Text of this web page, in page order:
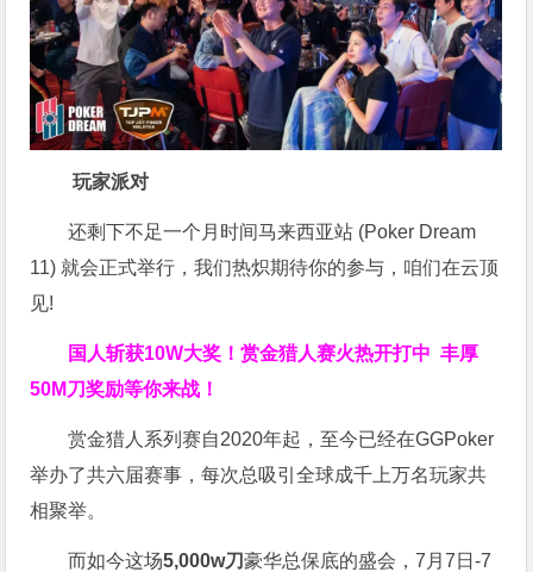
玩家派对
还剩下不足一个月时间马来西亚站 (Poker Dream
11) 就会正式举行，我们热炽期待你的参与，咱们在云顶
见!
国人斩获10W大奖！赏金猎人赛火热开打中 丰厚
50M刀奖励等你来战！
赏金猎人系列赛自2020年起，至今已经在GGPoker
举办了共六届赛事，每次总吸引全球成千上万名玩家共
相聚举。
而如今这场5,000w刀豪华总保底的盛会，7月7日-7